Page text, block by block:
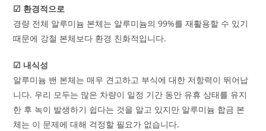
☑ 환경적으로
경량 전체 알루미늄 본체는 알루미늄의 99%를 재활용할 수 있기
때문에 강철 본체보다 환경 친화적입니다.
☑ 내식성
알루미늄 밴 본체는 매우 견고하고 부식에 대한 저항력이 뛰어납
니다. 우리 모두는 많은 차량이 일정 기간 동안 유휴 상태를 유지
한 후 녹이 발생하기 쉽다는 것을 알고 있지만 알루미늄 합금 본
체는 이 문제에 대해 걱정할 필요가 없습니다.